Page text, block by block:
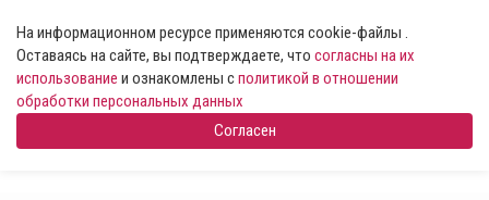
На информационном ресурсе применяются cookie-файлы .
Оставаясь на сайте, вы подтверждаете, что согласны на их
использование и ознакомлены сполитикой в отношении
обработки персональных данных
Согласен